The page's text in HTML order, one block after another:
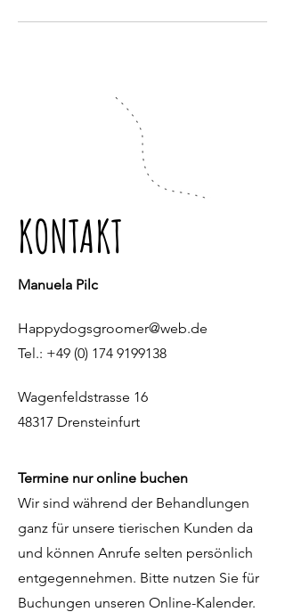
KONTAKT
Manuela Pilc
Happydogsgroomer@web.de
Tel.: +49 (0) 174 9199138
Wagenfeldstrasse 16
48317 Drensteinfurt
Termine nur online buchen
Wir sind während der Behandlungen
ganz für unsere tierischen Kunden da
und können Anrufe selten persönlich
entgegennehmen. Bitte nutzen Sie für
Buchungen unseren Online-Kalender.